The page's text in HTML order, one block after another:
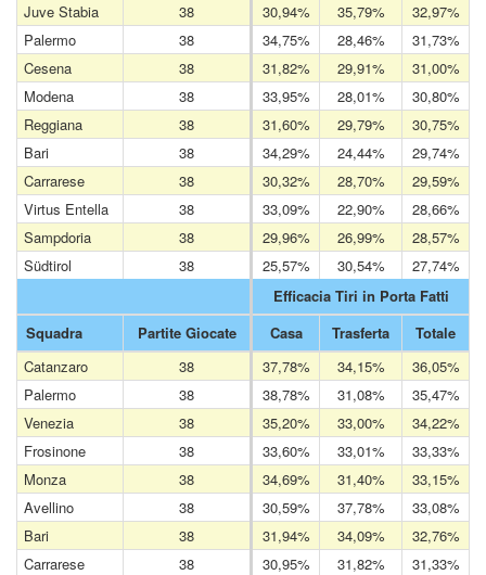
Juve Stabia
38 30,94% 35,79%
32,97%
Palermo
38 34,75% 28,46%
31,73%
Cesena
38 31,82% 29,91%
31,00%
Modena
38 33,95% 28,01%
30,80%
Reggiana
38 31,60% 29,79%
30,75%
Bari
38 34,29% 24,44%
29,74%
Carrarese
38 30,32% 28,70%
29,59%
Virtus Entella
38 33,09% 22,90%
28,66%
Sampdoria
38 29,96% 26,99%
28,57%
Südtirol
38 25,57% 30,54%
27,74%
Efficacia Tiri in Porta Fatti
Squadra
Partite Giocate Casa Trasferta
Totale
Catanzaro
38 37,78% 34,15%
36,05%
Palermo
38 38,78% 31,08%
35,47%
Venezia
38 35,20% 33,00%
34,22%
Frosinone
38 33,60% 33,01%
33,33%
Monza
38 34,69% 31,40%
33,15%
Avellino
38 30,59% 37,78%
33,08%
Bari
38 31,94% 34,09%
32,76%
Carrarese
38 30,95% 31,82%
31,33%